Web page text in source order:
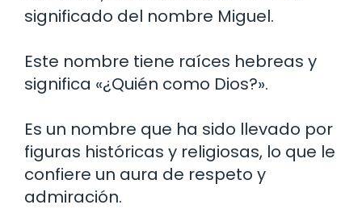
significado del nombre Miguel.
Este nombre tiene raíces hebreas y
significa «¿Quién como Dios?».
Es un nombre que ha sido llevado por
figuras históricas y religiosas, lo que le
confiere un aura de respeto y
admiración.